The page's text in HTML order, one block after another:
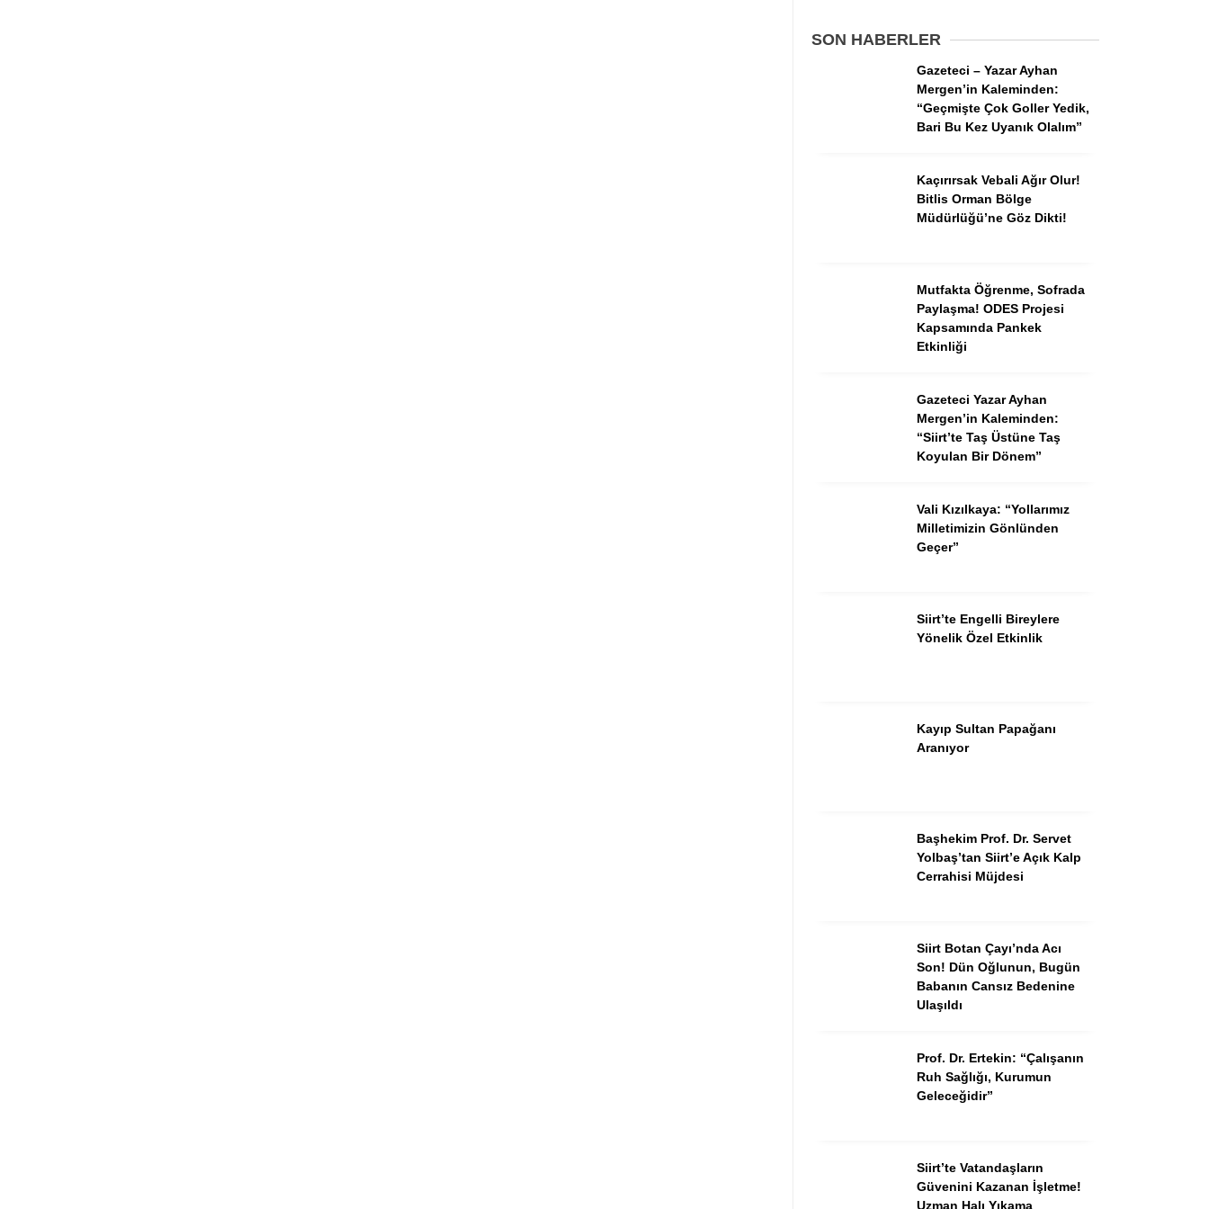
SON HABERLER
Gazeteci – Yazar Ayhan
Mergen’in Kaleminden:
“Geçmişte Çok Goller Yedik,
Bari Bu Kez Uyanık Olalım”
Kaçırırsak Vebali Ağır Olur!
Bitlis Orman Bölge
Müdürlüğü’ne Göz Dikti!
Mutfakta Öğrenme, Sofrada
Paylaşma! ODES Projesi
Kapsamında Pankek
Etkinliği
Gazeteci Yazar Ayhan
Mergen’in Kaleminden:
“Siirt’te Taş Üstüne Taş
Koyulan Bir Dönem”
Vali Kızılkaya: “Yollarımız
Milletimizin Gönlünden
Geçer”
Siirt’te Engelli Bireylere
Yönelik Özel Etkinlik
Kayıp Sultan Papağanı
Aranıyor
Başhekim Prof. Dr. Servet
Yolbaş’tan Siirt’e Açık Kalp
Cerrahisi Müjdesi
Siirt Botan Çayı’nda Acı
Son! Dün Oğlunun, Bugün
Babanın Cansız Bedenine
Ulaşıldı
Prof. Dr. Ertekin: “Çalışanın
Ruh Sağlığı, Kurumun
Geleceğidir”
Siirt’te Vatandaşların
Güvenini Kazanan İşletme!
Uzman Halı Yıkama